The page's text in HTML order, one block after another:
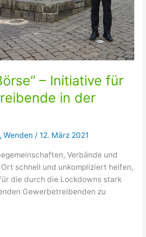
– Initiative für
in der
Wenden / 12. März 2021
Verbände und
schnell und unkompliziert helfen,
die durch die Lockdowns stark
Gewerbetreibenden zu